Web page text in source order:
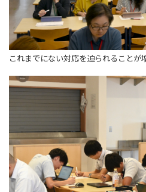
これまでにない対応を迫られることが